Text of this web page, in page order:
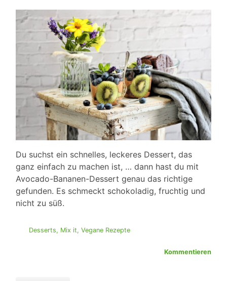
Du suchst ein schnelles, leckeres Dessert, das
ganz einfach zu machen ist, … dann hast du mit
Avocado-Bananen-Dessert genau das richtige
gefunden. Es schmeckt schokoladig, fruchtig und
nicht zu süß.
Desserts, Mix it, Vegane Rezepte
Kommentieren